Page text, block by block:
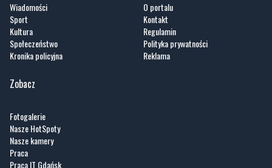
Wiadomości
Sport
Kultura
Społeczeństwo
Kronika policyjna
O portalu
Kontakt
Regulamin
Polityka prywatności
Reklama
Zobacz
Fotogalerie
Nasze HotSpoty
Nasze kamery
Praca
Praca IT Gdańsk